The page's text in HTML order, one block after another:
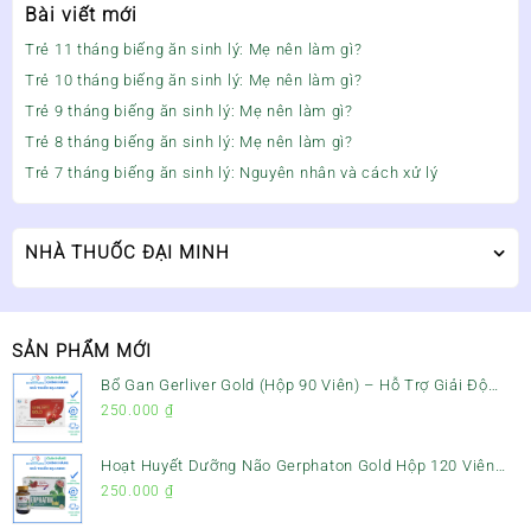
Bài viết mới
Trẻ 11 tháng biếng ăn sinh lý: Mẹ nên làm gì?
Trẻ 10 tháng biếng ăn sinh lý: Mẹ nên làm gì?
Trẻ 9 tháng biếng ăn sinh lý: Mẹ nên làm gì?
Trẻ 8 tháng biếng ăn sinh lý: Mẹ nên làm gì?
Trẻ 7 tháng biếng ăn sinh lý: Nguyên nhân và cách xử lý
NHÀ THUỐC ĐẠI MINH
SẢN PHẨM MỚI
Bổ Gan Gerliver Gold (Hộp 90 Viên) – Hỗ Trợ Giải Độc
Gan, Mát Gan & Bảo Vệ Gan
250.000 ₫
Hoạt Huyết Dưỡng Não Gerphaton Gold Hộp 120 Viên
– Giảm Đau Đầu, Hoa Mắt, Chóng Mặt & Rối Loạn Tiền
250.000 ₫